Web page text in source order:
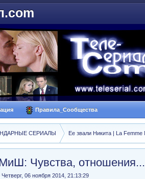
Правила_Сообщества
СЕРИАЛЫ Ее звали Никита | La Femme
Чувства,
,Четверг, 06 ноября 2014, 21:13:29